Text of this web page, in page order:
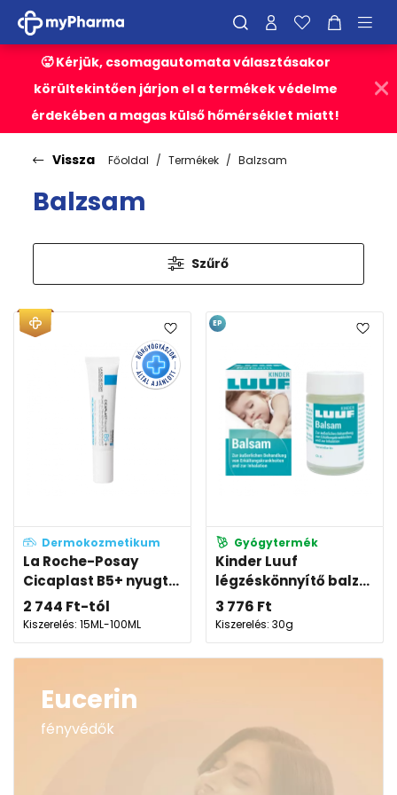
🥵 Kérjük, csomagautomata választásakor
körültekintően járjon el a termékek védelme
érdekében a magas külső hőmérséklet miatt!
Vissza Főoldal Termékek Balzsam
Balzsam
Szűrő
Dermokozmetikum
La Roche-Posay
Cicaplast B5+ nyugt...
2 744 Ft-tól
Kiszerelés: 15ML-100ML
Gyógytermék
Kinder Luuf
légzéskönnyítő balz...
3 776 Ft
Kiszerelés: 30g
EP
Eucerin
fényvédők